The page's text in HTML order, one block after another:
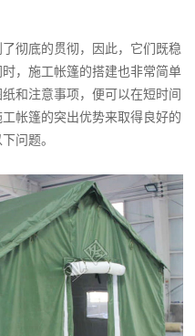
彻底的贯彻，因此，它们既稳
，施工帐篷的搭建也非常简单
和注意事项，便可以在短时间
帐篷的突出优势来取得良好的
问题。